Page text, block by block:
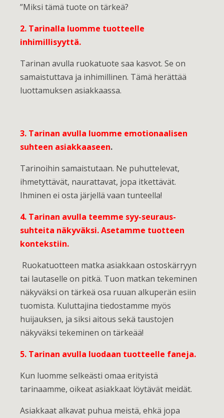
”Miksi tämä tuote on tärkeä?
2. Tarinalla luomme tuotteelle
inhimillisyyttä.
Tarinan avulla ruokatuote saa kasvot. Se on
samaistuttava ja inhimillinen. Tämä herättää
luottamuksen asiakkaassa.
3. Tarinan avulla luomme emotionaalisen
suhteen asiakkaaseen.
Tarinoihin samaistutaan. Ne puhuttelevat,
ihmetyttävät, naurattavat, jopa itkettävät.
Ihminen ei osta järjellä vaan tunteella!
4. Tarinan avulla teemme syy-seuraus-
suhteita näkyväksi. Asetamme tuotteen
kontekstiin.
Ruokatuotteen matka asiakkaan ostoskärryyn
tai lautaselle on pitkä. Tuon matkan tekeminen
näkyväksi on tärkeä osa ruuan alkuperän esiin
tuomista. Kuluttajina tiedostamme myös
huijauksen, ja siksi aitous sekä taustojen
näkyväksi tekeminen on tärkeää!
5. Tarinan avulla luodaan tuotteelle faneja.
Kun luomme selkeästi omaa erityistä
tarinaamme, oikeat asiakkaat löytävät meidät.
Asiakkaat alkavat puhua meistä, ehkä jopa